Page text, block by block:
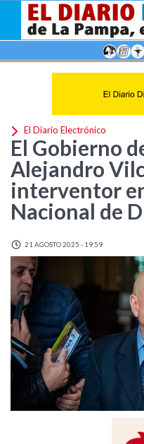
El Diario Electrónico
El Gobierno
Alejandro
interventor
Nacional de
21 AGOSTO 2025 - 19:59